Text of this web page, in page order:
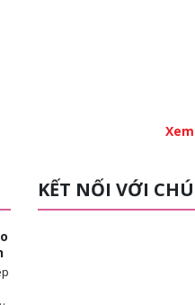
KẾT NỐI VỚI